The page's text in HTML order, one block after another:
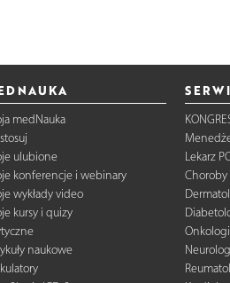
medNauka
ulubione
konferencje i webinary
wykłady video
kursy i quizy
naukowe
Lekarz
Choroby